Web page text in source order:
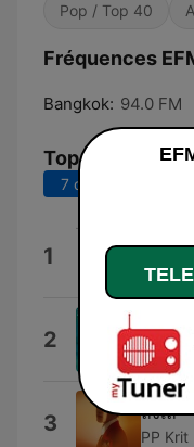
Pop / Top 40
Fréquences
Bangkok: 94.0 FM
Top titres
7 derniers jours
1 Hot
Curtis
2 William
3 ลังเล
PP Krit